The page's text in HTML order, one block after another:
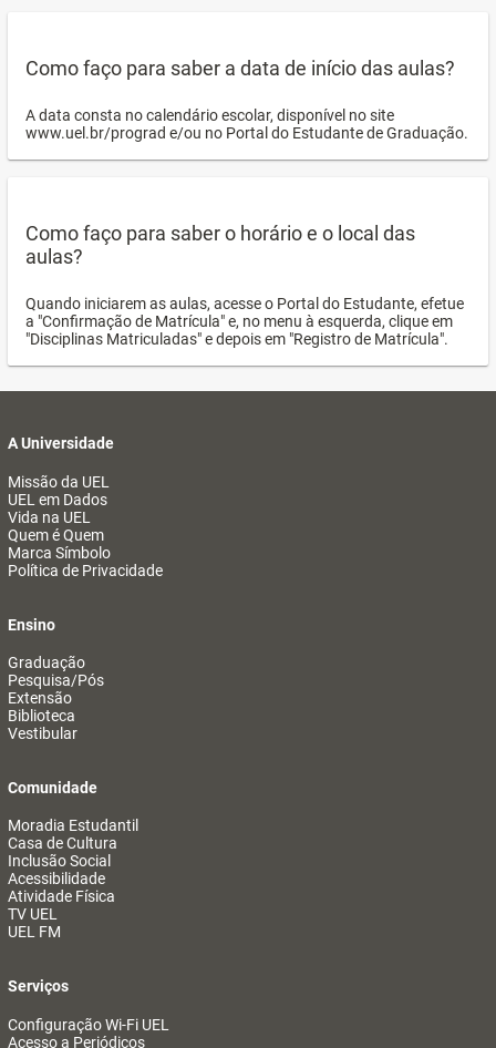
Como faço para saber a data de início das aulas?
A data consta no calendário escolar, disponível no site
www.uel.br/prograd e/ou no Portal do Estudante de Graduação.
Como faço para saber o horário e o local das
aulas?
Quando iniciarem as aulas, acesse o Portal do Estudante, efetue
a "Confirmação de Matrícula" e, no menu à esquerda, clique em
"Disciplinas Matriculadas" e depois em "Registro de Matrícula".
A Universidade
Missão da UEL
UEL em Dados
Vida na UEL
Quem é Quem
Marca Símbolo
Política de Privacidade
Ensino
Graduação
Pesquisa/Pós
Extensão
Biblioteca
Vestibular
Comunidade
Moradia Estudantil
Casa de Cultura
Inclusão Social
Acessibilidade
Atividade Física
TV UEL
UEL FM
Serviços
Configuração Wi-Fi UEL
Acesso a Periódicos